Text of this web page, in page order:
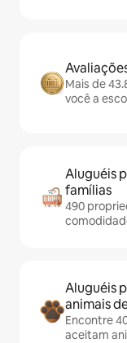
Mais de
você a
Aluguéis
famílias
490
Aluguéis
animais
Encontre
aceitam